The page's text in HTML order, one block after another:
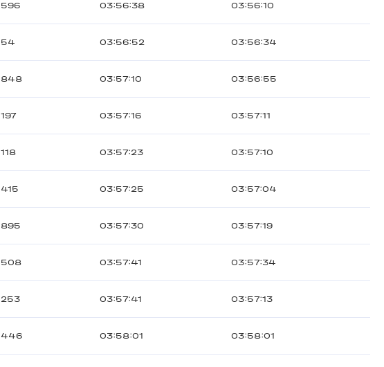
596 03:56:38 03:56:10
54 03:56:52 03:56:34
848 03:57:10 03:56:55
197 03:57:16 03:57:11
118 03:57:23 03:57:10
415 03:57:25 03:57:04
895 03:57:30 03:57:19
508 03:57:41 03:57:34
253 03:57:41 03:57:13
446 03:58:01 03:58:01